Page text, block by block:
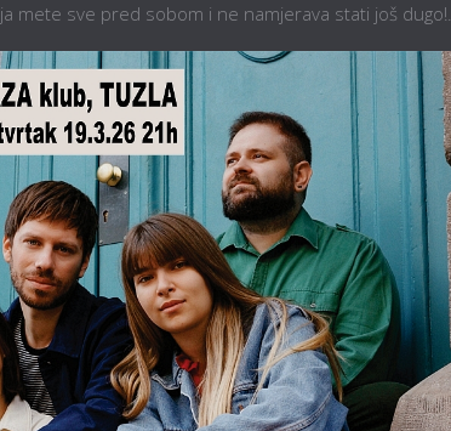
mete sve pred sobom i ne namjerava stati još dugo!.